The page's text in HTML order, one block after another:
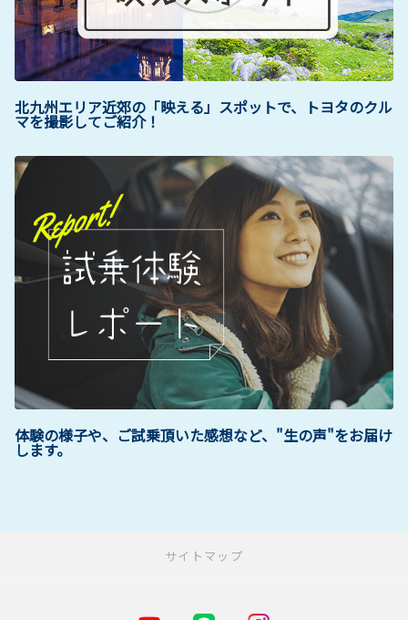
北九州エリア近郊の「映える」スポットで、トヨタのクル
マを撮影してご紹介！
体験の様子や、ご試乗頂いた感想など、"生の声"をお届け
します。
サイトマップ